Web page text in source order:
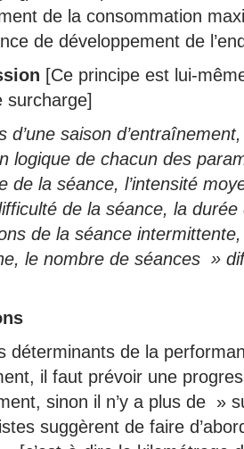
de la consommation
de développement de
[Ce principe est lui-
surcharge]
d’une saison
logique de chacun des
de la séance, l’intensité
de la séance, la
de la séance
le nombre de séances »
déterminants de la
il faut prévoir une
sinon il n’y a plus de »
suggèrent de faire